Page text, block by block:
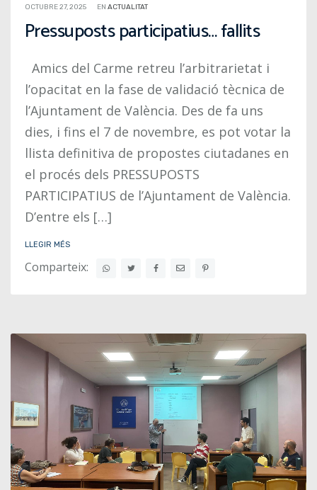
OCTUBRE 27, 2025 EN ACTUALITAT
Pressuposts participatius… fallits
Amics del Carme retreu l’arbitrarietat i
l’opacitat en la fase de validació tècnica de
l’Ajuntament de València. Des de fa uns
dies, i fins el 7 de novembre, es pot votar la
llista definitiva de propostes ciutadanes en
el procés dels PRESSUPOSTS
PARTICIPATIUS de l’Ajuntament de València.
D’entre els […]
LLEGIR MÉS
Comparteix: